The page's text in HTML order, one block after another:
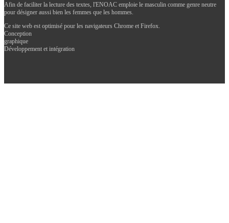
Afin de faciliter la lecture des textes, l'ENOAC emploie le masculin comme genre neutre
pour désigner aussi bien les femmes que les hommes.
Ce site web est optimisé pour les navigateurs Chrome et Firefox.
Conception
graphique
Développement et intégration